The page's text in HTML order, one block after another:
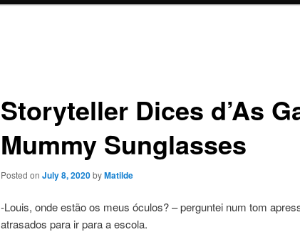
Storyteller Dices d’As
Mummy Sunglasses
Posted on July 8, 2020byMatilde
-Louis, onde estão os meus óculos? – perguntei num tom
atrasados para ir para a escola.